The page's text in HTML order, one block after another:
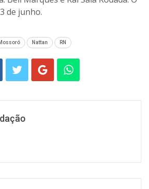
de junho.
Nattan RN